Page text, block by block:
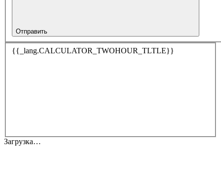
Отправить
{{_lang.CALCULATOR_TWOHOUR_TLTLE}}
Загрузка…